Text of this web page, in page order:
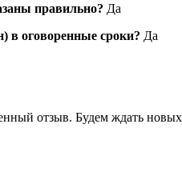
правильно? Да
в оговоренные сроки? Да
отзыв. Будем ждать новых